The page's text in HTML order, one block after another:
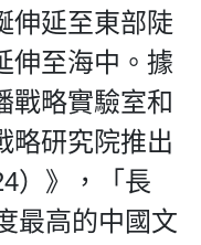
伸延至東部陡
伸至海中。據
戰略實驗室和
略研究院推出
）》，「長
最高的中國文